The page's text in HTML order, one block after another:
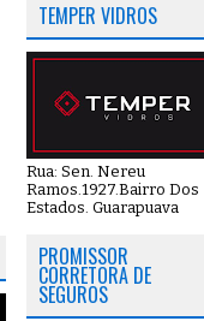
TEMPER VIDROS
Rua: Sen. Nereu
Ramos.1927.Bairro Dos
Estados. Guarapuava
PROMISSOR
CORRETORA DE
SEGUROS